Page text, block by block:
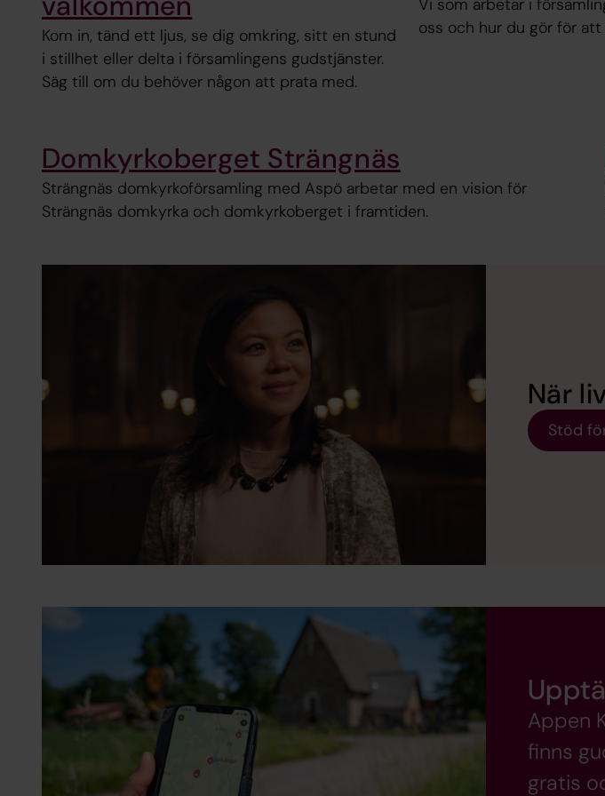
Kom in, tänd ett ljus, se dig omkring, sitt en stund
i stillhet eller delta i församlingens gudstjänster.
Säg till om du behöver någon att prata med.
Vi som arbetar i
oss och hur du gör för
Domkyrkoberget Strängnäs
Strängnäs domkyrkoförsamling med Aspö arbetar med en vision för
Strängnäs domkyrka och domkyrkoberget i framtiden.
När
Stöd
Appen
finns
gratis